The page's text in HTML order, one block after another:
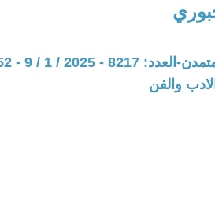
8217 - 2025 / 1 / 9 - 02:52
والفن